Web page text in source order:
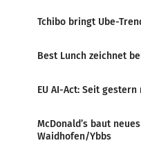
Tchibo bringt Ube-
Best Lunch zeichnet
EU AI-Act: Seit
McDonald’s baut
Waidhofen/Ybbs